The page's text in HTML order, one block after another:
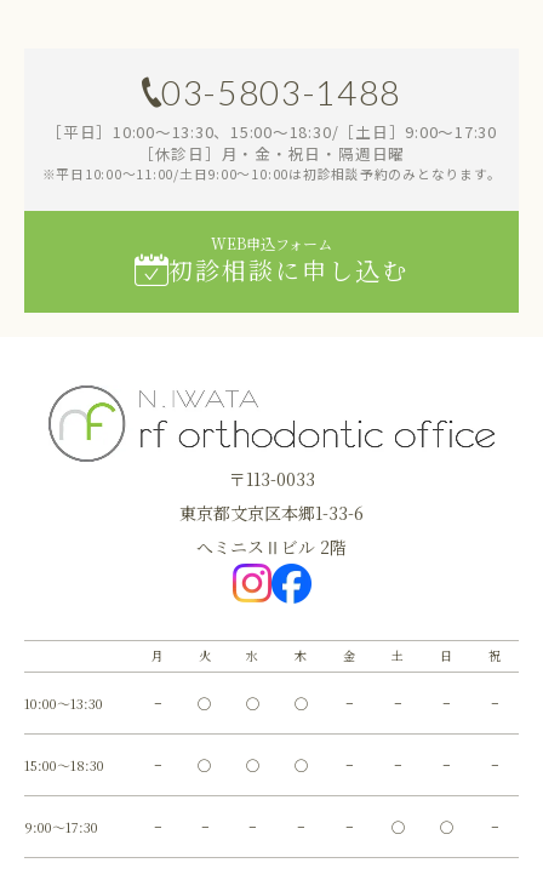
03-5803-1488
［平日］10:00～13:30、15:00～18:30/［土日］9:00～17:30
［休診日］月・金・祝日・隔週日曜
※平日10:00～11:00/土日9:00～10:00は初診相談予約のみとなります。
WEB申込フォーム
初診相談に申し込む
〒113-0033
東京都文京区本郷1-33-6
へミニスⅡビル 2階
月 火 水 木 金 土 日 祝
10:00～13:30 − ◯ ◯ ◯ − − − −
15:00～18:30 − ◯ ◯ ◯ − − − −
9:00～17:30 − − − − − ◯ ◯ −